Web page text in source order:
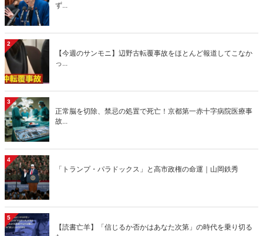
ず...
2
【今週のサンモニ】辺野古転覆事故をほとんど報道してこなか
っ...
3
正常脳を切除、禁忌の処置で死亡！京都第一赤十字病院医療事
故...
4
「トランプ・パラドックス」と高市政権の命運｜山岡鉄秀
5
【読書亡羊】「信じるか否かはあなた次第」の時代を乗り切る